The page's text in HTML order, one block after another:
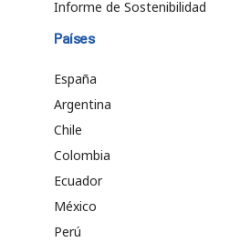
Informe de Sostenibilidad
Países
España
Argentina
Chile
Colombia
Ecuador
México
Perú